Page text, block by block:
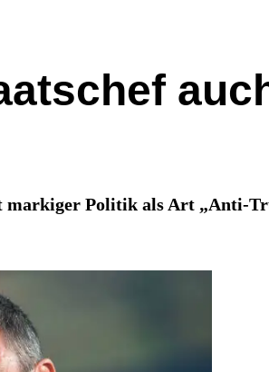
markiger Politik als Art „Anti-